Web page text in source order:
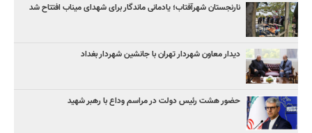
نارنجستان شهرآفتاب؛ یادمانی ماندگار برای شهدای میناب افتتاح شد
دیدار معاون شهردار تهران با جانشین شهردار بغداد
حضور هشت رئیس دولت در مراسم وداع با رهبر شهید